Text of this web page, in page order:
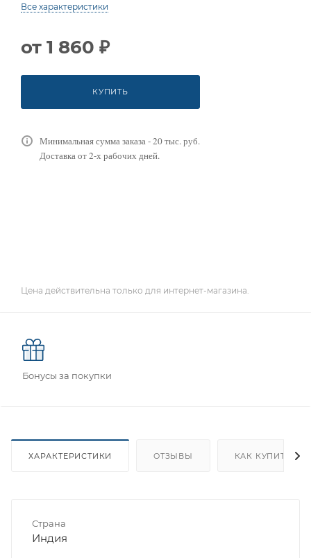
Все характеристики
от 1 860 ₽
КУПИТЬ
Минимальная сумма заказа - 20 тыс. руб.
Доставка от 2-х рабочих дней.
Цена действительна только для интернет-магазина.
Бонусы за покупки
ХАРАКТЕРИСТИКИ ОТЗЫВЫ КАК КУПИТЬ
Страна
Индия